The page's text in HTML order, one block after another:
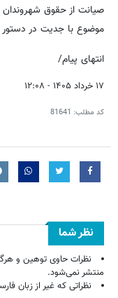
صیانت از حقوق
موضوع با جدیت در دستور کار
انتهای پیام/
۱۷ خرداد ۱۴۰۵ - ۱۲:۰۸
کد مطلب: 81641
نظر شما
نظرات حاوی توهین و
منتشر نمی‌شود.
نظراتی که غیر از زبان